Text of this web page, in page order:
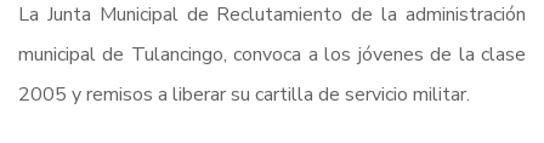
La Junta Municipal de Reclutamiento de la administración
municipal de Tulancingo, convoca a los jóvenes de la clase
2005 y remisos a liberar su cartilla de servicio militar.